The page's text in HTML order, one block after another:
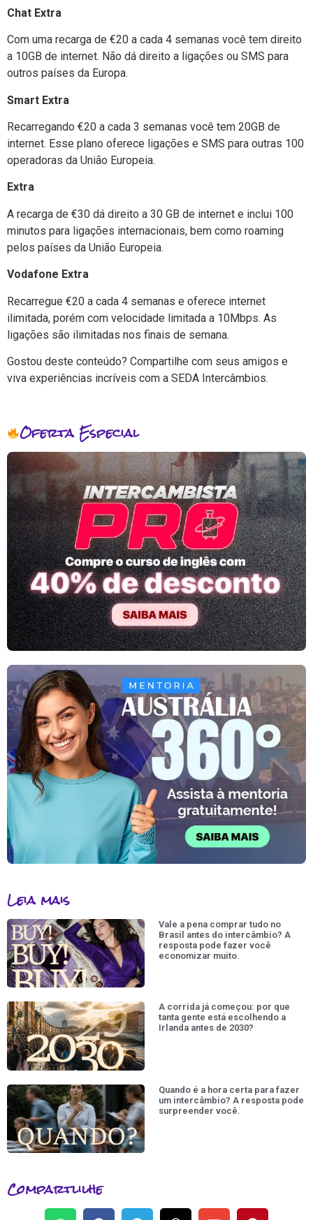
Chat Extra
Com uma recarga de €20 a cada 4 semanas você tem direito
a 10GB de internet. Não dá direito a ligações ou SMS para
outros países da Europa.
Smart Extra
Recarregando €20 a cada 3 semanas você tem 20GB de
internet. Esse plano oferece ligações e SMS para outras 100
operadoras da União Europeia.
Extra
A recarga de €30 dá direito a 30 GB de internet e inclui 100
minutos para ligações internacionais, bem como roaming
pelos países da União Europeia.
Vodafone Extra
Recarregue €20 a cada 4 semanas e oferece internet
ilimitada, porém com velocidade limitada a 10Mbps. As
ligações são ilimitadas nos finais de semana.
Gostou deste conteúdo? Compartilhe com seus amigos e
viva experiências incríveis com a SEDA Intercâmbios.
Oferta Especial
Leia mais
Vale a pena comprar tudo no
Brasil antes do intercâmbio? A
resposta pode fazer você
economizar muito.
A corrida já começou: por que
tanta gente está escolhendo a
Irlanda antes de 2030?
Quando é a hora certa para fazer
um intercâmbio? A resposta pode
surpreender você.
Compartlilhe